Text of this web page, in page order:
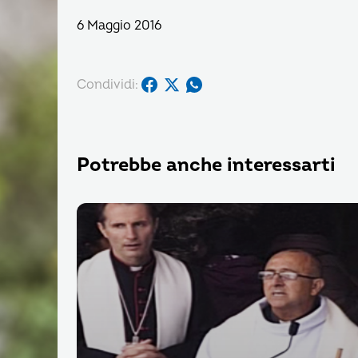
6 Maggio 2016
Condividi:
Potrebbe anche interessarti